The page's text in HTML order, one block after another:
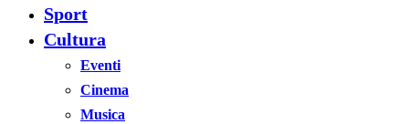
Sport
Cultura
Eventi
Cinema
Musica